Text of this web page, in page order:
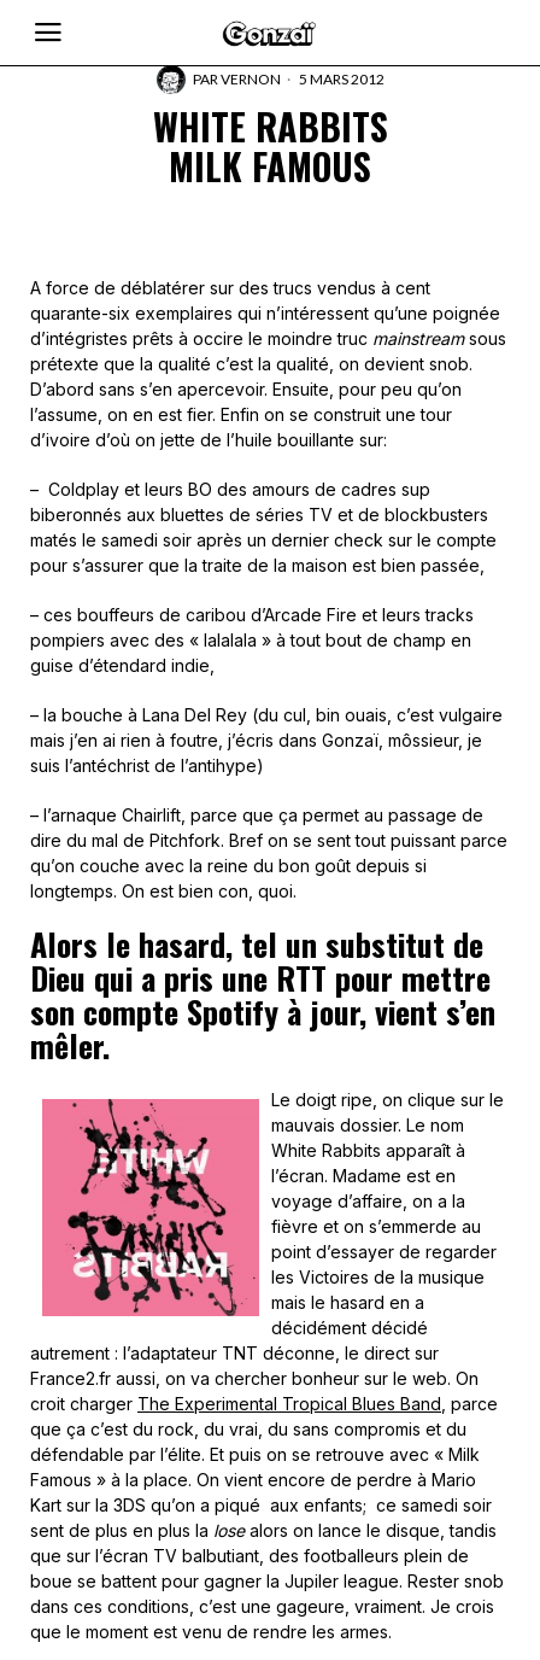
PARVERNON 5 MARS 2012
WHITE RABBITS
MILK FAMOUS
A force de déblatérer sur des trucs vendus à cent
quarante-six exemplaires qui n’intéressent qu’une poignée
d’intégristes prêts à occire le moindre truc mainstreamsous
prétexte que la qualité c’est la qualité, on devient snob.
D’abord sans s’en apercevoir. Ensuite, pour peu qu’on
l’assume, on en est fier. Enfin on se construit une tour
d’ivoire d’où on jette de l’huile bouillante sur:
– Coldplay et leurs BO des amours de cadres sup
biberonnés aux bluettes de séries TV et de blockbusters
matés le samedi soir après un dernier check sur le compte
pour s’assurer que la traite de la maison est bien passée,
– ces bouffeurs de caribou d’Arcade Fire et leurs tracks
pompiers avec des « lalalala » à tout bout de champ en
guise d’étendard indie,
– la bouche à Lana Del Rey (du cul, bin ouais, c’est vulgaire
mais j’en ai rien à foutre, j’écris dans Gonzaï, môssieur, je
suis l’antéchrist de l’antihype)
– l’arnaque Chairlift, parce que ça permet au passage de
dire du mal de Pitchfork. Bref on se sent tout puissant parce
qu’on couche avec la reine du bon goût depuis si
longtemps. On est bien con, quoi.
Alors le hasard, tel un substitut de
Dieu qui a pris une RTT pour mettre
son compte Spotify à jour, vient s’en
mêler.
Le doigt ripe, on clique sur le
mauvais dossier. Le nom
White Rabbits apparaît à
l’écran. Madame est en
voyage d’affaire, on a la
fièvre et on s’emmerde au
point d’essayer de regarder
les Victoires de la musique
mais le hasard en a
décidément décidé
autrement : l’adaptateur TNT déconne, le direct sur
France2.fr aussi, on va chercher bonheur sur le web. On
croit charger The Experimental Tropical Blues Band , parce
que ça c’est du rock, du vrai, du sans compromis et du
défendable par l’élite. Et puis on se retrouve avec « Milk
Famous » à la place. On vient encore de perdre à Mario
Kart sur la 3DS qu’on a piqué aux enfants; ce samedi soir
sent de plus en plus la losealors on lance le disque, tandis
que sur l’écran TV balbutiant, des footballeurs plein de
boue se battent pour gagner la Jupiler league. Rester snob
dans ces conditions, c’est une gageure, vraiment. Je crois
que le moment est venu de rendre les armes.